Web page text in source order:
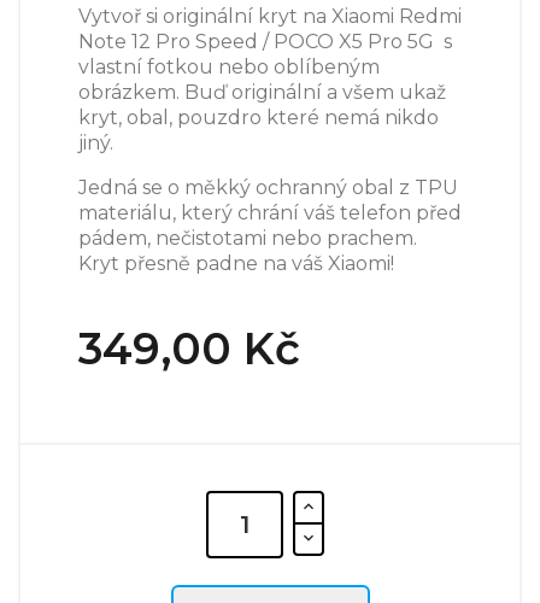
Vytvoř si originální kryt na Xiaomi Redmi
Note 12 Pro Speed / POCO X5 Pro 5G s
vlastní fotkou nebo oblíbeným
obrázkem. Buď originální a všem ukaž
kryt, obal, pouzdro které nemá nikdo
jiný.
Jedná se o měkký ochranný obal z TPU
materiálu, který chrání váš telefon před
pádem, nečistotami nebo prachem.
Kryt přesně padne na váš Xiaomi!
349,00 Kč